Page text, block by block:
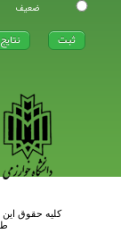
ضعیف
کلیه حقوق این